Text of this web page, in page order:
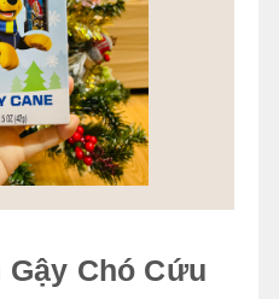
Gậy Chó Cứu